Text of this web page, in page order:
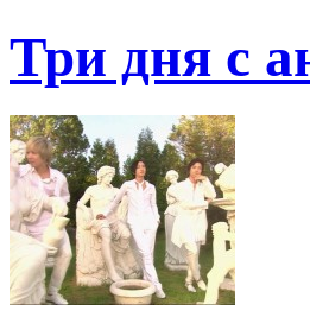
Три дня с